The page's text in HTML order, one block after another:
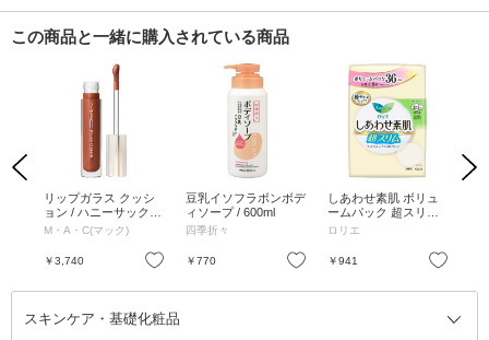
この商品と一緒に購入されている商品
Previous
お気に入り
リップガラス クッシ
ョン / ハニーサックル
/ 5ml
M・A・C(マック)
￥3,740 お気に入り
豆乳イソフラボンボデ
ィソープ / 600ml
四季折々
￥770 お気に入り
しあわせ素肌 ボリュ
ームパック 超スリム
多い昼用22.5cm 羽つ
ロリエ
￥941
Next
スキンケア・基礎化粧品